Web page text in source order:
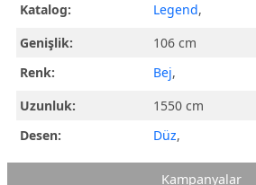
Katalog:
Legend,
Genişlik:
106 cm
Renk:
Bej,
Uzunluk:
1550 cm
Desen:
Düz,
Kampanyalar